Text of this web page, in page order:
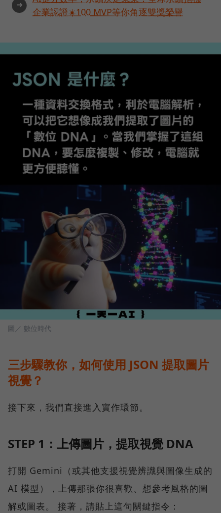
➜
企業認證☀️100 MVP等你角逐雙獎榮譽
圖／ 數位時代
三步驟教你，如何使用 JSON 提取圖片
視覺？
接下來，我們直接進入實作環節。
STEP 1：上傳圖片，提取視覺 DNA
打開 Gemini（或其他支援視覺辨識與圖像生成的
AI 模型），上傳那張你很喜歡、想參考風格的圖
解或圖表。 接著，請貼上這句關鍵指令：